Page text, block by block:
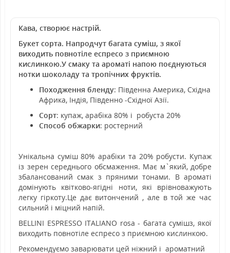
Кава, створює настрій.
Букет сорта. Напродчут багата суміш, з якої
виходить повнотіле еспресо з приємною
кислинкою.У смаку та ароматі напою поєднуються
нотки шоколаду та тропічних фруктів.
Походження бленду: Південна Америка, Східна
Африка, Індія, Південно -Східної Азії.
Сорт: купаж, арабіка 80% і робуста 20%
Способ обжарки: ростерний
Унікальна суміш 80% арабіки та 20% робусти. Купаж
із зерен середнього обсмаження. Має м`який, добре
збалансований смак з пряними тонами. В ароматі
домінують квітково-ягідні ноти, які врівноважують
легку гіркоту.Це дає витончений , але в той же час
сильний і міцний напій.
BELLINI ESPRESSO ITALIANO rosa - багата сумішз, якої
виходить повнотіле еспресо з приємною кислинкою.
Рекомендуємо заварювати цей ніжний і ароматний